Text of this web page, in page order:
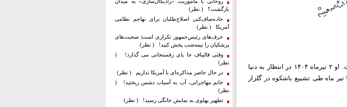
شهید میثم فتح‌قریب از مهندسان برق در نیروی هوافضا سپاه بود که ۴ فرزند از او به یادگار مانده است. او ۲ تیرماه ۱۴۰۴ در انتظار به دنیا
آمدن پنجمین فرزندش بود که در حمله رژیم صهیونیستی به اهواز به شهادت رسید و پیکر مطهرش ۲۲ تیر ماه طی تشییع باشکوه در گلزار
روحانی با مأموریت «رادیکال‌سازی» به میدان
بازگشت؟ ( نظر)
جاده‌صاف‌کنی اصلاح‌طلبان برای تهاجم نظامی
آمریکا ( نظر)
حرف‌های رئیس‌جمهور تکراری است| صحبت‌های
پزشکیان را نیمه‌شب پخش کنید! ( نظر)
وقتی قالیباف جا پای رفسنجانی می گذارد! (
نظر)
در حال حاضر مذاکره‌ای با آمریکا نداریم ( نظر)
خانم مهاجرانی، آب به آسیاب دشمن ریختید! (
نظر)
تطهیر پهلوی به نمایش خانگی رسید! ( نظر)